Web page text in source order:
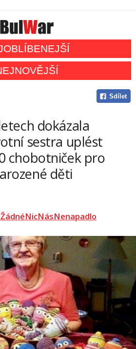
Sdílet
dokázala
sestra uplést
chobotniček pro
děti